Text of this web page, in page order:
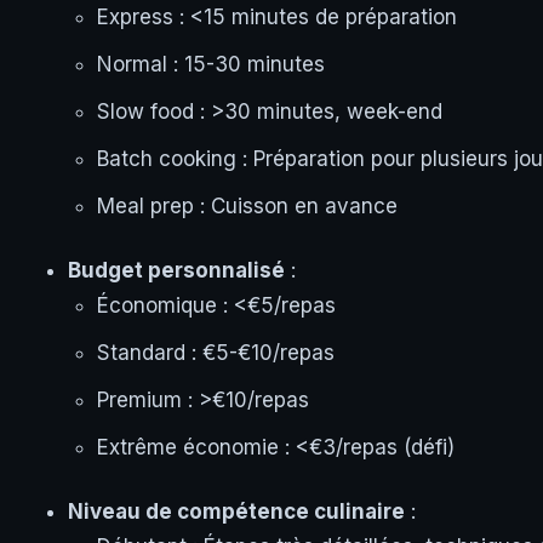
Express : <15 minutes de préparation
Normal : 15-30 minutes
Slow food : >30 minutes, week-end
Batch cooking : Préparation pour plusieurs
Meal prep : Cuisson en avance
Budget personnalisé :
Économique : <€5/repas
Standard : €5-€10/repas
Premium : >€10/repas
Extrême économie : <€3/repas (défi)
Niveau de compétence culinaire :